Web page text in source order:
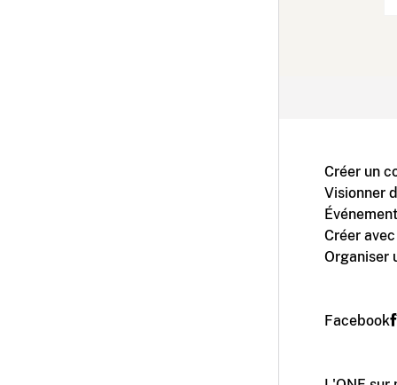
Créer un
Visionner
Créer
Organiser
Facebook